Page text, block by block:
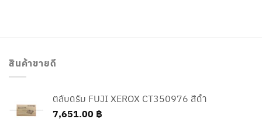
สินค้าขายดี
ตลับดรัม FUJI XEROX CT350976 สีดำ
7,651.00 ฿